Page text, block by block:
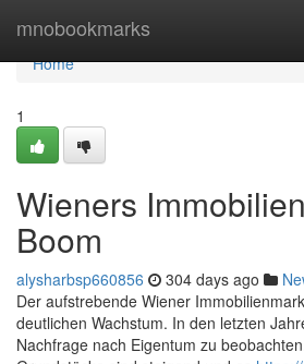
mnobookmarks
Home
Home
1
Wieners
Boom
alysharbsp660856 304 days ago
Der aufstrebende Wiener
deutlichen Wachstum. In den letzten
Nachfrage nach Eigentum zu